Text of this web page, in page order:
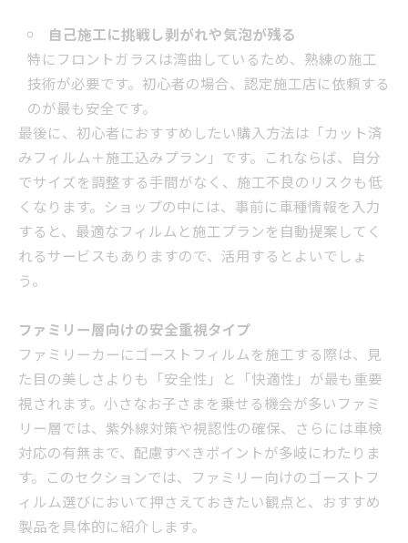
自己施工に挑戦し剥がれや気泡が残る
特にフロントガラスは湾曲しているため、熟練の施工
技術が必要です。初心者の場合、認定施工店に依頼する
のが最も安全です。
最後に、初心者におすすめしたい購入方法は「カット済
みフィルム＋施工込みプラン」です。これならば、自分
でサイズを調整する手間がなく、施工不良のリスクも低
くなります。ショップの中には、事前に車種情報を入力
すると、最適なフィルムと施工プランを自動提案してく
れるサービスもありますので、活用するとよいでしょ
う。
ファミリー層向けの安全重視タイプ
ファミリーカーにゴーストフィルムを施工する際は、見
た目の美しさよりも「安全性」と「快適性」が最も重要
視されます。小さなお子さまを乗せる機会が多いファミ
リー層では、紫外線対策や視認性の確保、さらには車検
対応の有無まで、配慮すべきポイントが多岐にわたりま
す。このセクションでは、ファミリー向けのゴーストフ
ィルム選びにおいて押さえておきたい観点と、おすすめ
製品を具体的に紹介します。